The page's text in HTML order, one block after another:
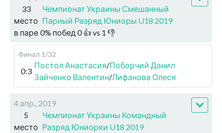
33
место
Чемпионат Украины Смешанный
Парный Разряд Юниоры U18 2019
в паре 0% побед 0👍 vs 1 👎
Финал 1/32
0:3
Постол Анастасия/Поборчий Данил
Зайченко Валентин/Лифанова Олеся
4 апр., 2019
5
место
Чемпионат Украины Командный
Разряд Юниорки U18 2019